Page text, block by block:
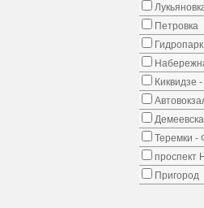
Петровка
Киквидзе
Теремки -
проспект
Пригород